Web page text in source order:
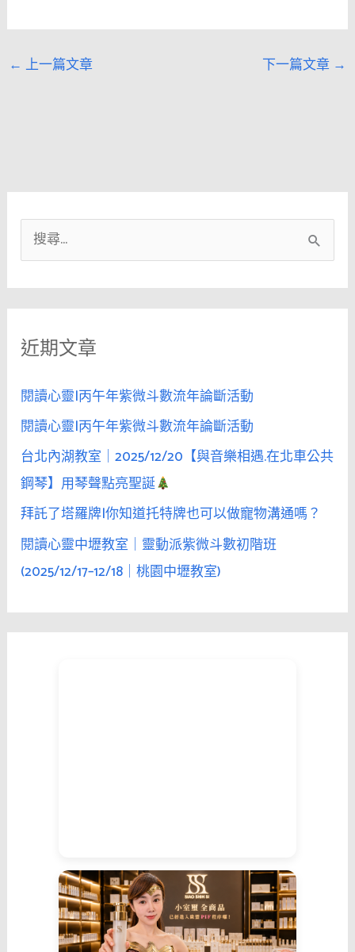
← 上一篇文章 下一篇文章 →
尋
關
字
近期文章
閱讀心靈|丙午年紫微斗數流年論斷活動
閱讀心靈|丙午年紫微斗數流年論斷活動
台北內湖教室｜2025/12/20【與音樂相遇.在北車公共
鋼琴】用琴聲點亮聖誕
拜託了塔羅牌|你知道托特牌也可以做寵物溝通嗎？
閱讀心靈中壢教室｜靈動派紫微斗數初階班
(2025/12/17–12/18｜桃園中壢教室)